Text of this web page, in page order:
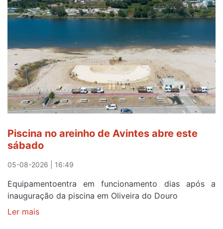
para
observar
eclipse
solar
esgotam
em
menos
de
24
após
campanha
reforço
Piscina no areinho de Avintes abre este
sábado
05-08-2026 | 16:49
Equipamentoentra em funcionamento dias após a
inauguração da piscina em Oliveira do Douro
Ler mais